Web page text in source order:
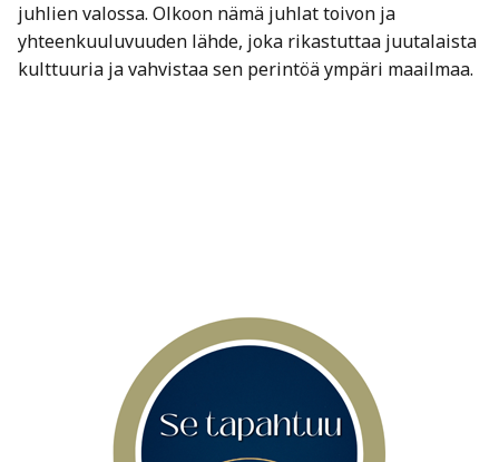
juhlien valossa. Olkoon nämä juhlat toivon ja
yhteenkuuluvuuden lähde, joka rikastuttaa juutalaista
kulttuuria ja vahvistaa sen perintöä ympäri maailmaa.